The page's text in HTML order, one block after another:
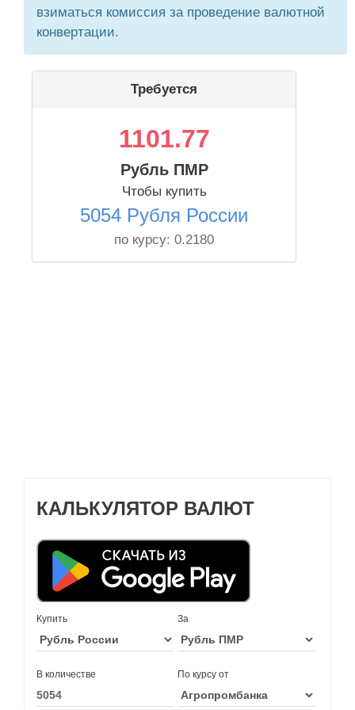
взиматься комиссия за проведение валютной
конвертации.
Требуется
1101.77
Рубль ПМР
Чтобы купить
5054 Рубля России
по курсу: 0.2180
КАЛЬКУЛЯТОР ВАЛЮТ
Купить За
В количестве По курсу от